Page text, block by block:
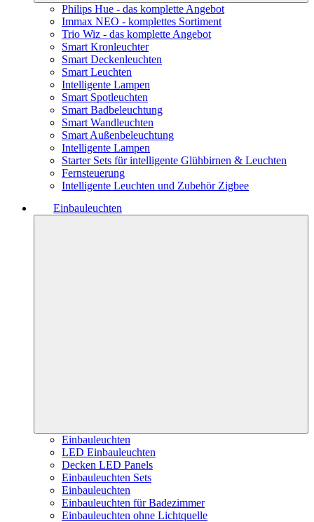
Philips Hue - das komplette Angebot
Immax NEO - komplettes Sortiment
Trio Wiz - das komplette Angebot
Smart Kronleuchter
Smart Deckenleuchten
Smart Leuchten
Intelligente Lampen
Smart Spotleuchten
Smart Badbeleuchtung
Smart Wandleuchten
Smart Außenbeleuchtung
Intelligente Lampen
Starter Sets für intelligente Glühbirnen & Leuchten
Fernsteuerung
Intelligente Leuchten und Zubehör Zigbee
Einbauleuchten
Einbauleuchten
LED Einbauleuchten
Decken LED Panels
Einbauleuchten Sets
Einbauleuchten
Einbauleuchten für Badezimmer
Einbauleuchten ohne Lichtquelle